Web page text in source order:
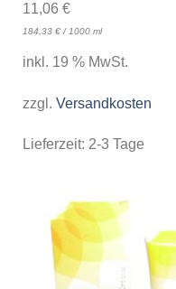
11,06 €
184,33 €/ 1000 ml
inkl. 19 % MwSt.
zzgl. Versandkosten
Lieferzeit: 2-3 Tage